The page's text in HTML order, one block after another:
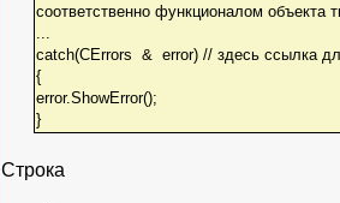
соответственно функционалом объекта
catch(CErrors & error) // здесь ссылка
{
error.ShowError();
}
Строка